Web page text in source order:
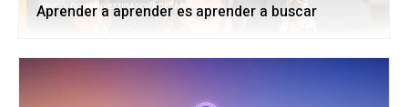
Aprender a aprender es aprender a buscar